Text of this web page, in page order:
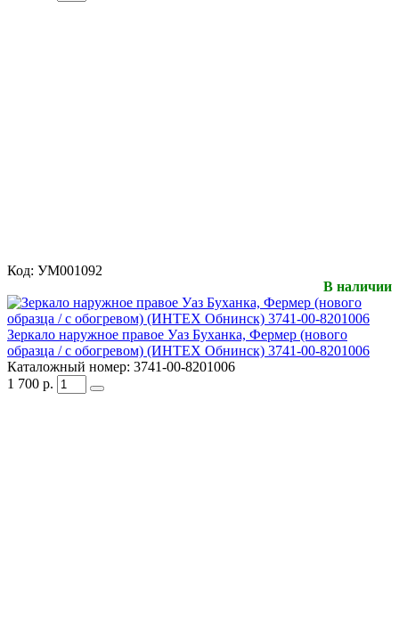
Код: УМ001092
В наличии
Зеркало наружное правое Уаз Буханка, Фермер (нового
образца / с обогревом) (ИНТЕХ Обнинск) 3741-00-8201006
Каталожный номер: 3741-00-8201006
1 700 р.